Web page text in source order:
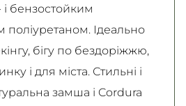
бензостойким
Ідеально
бігу по бездоріжжю,
і для міста. Стильні і
замша і Cordura